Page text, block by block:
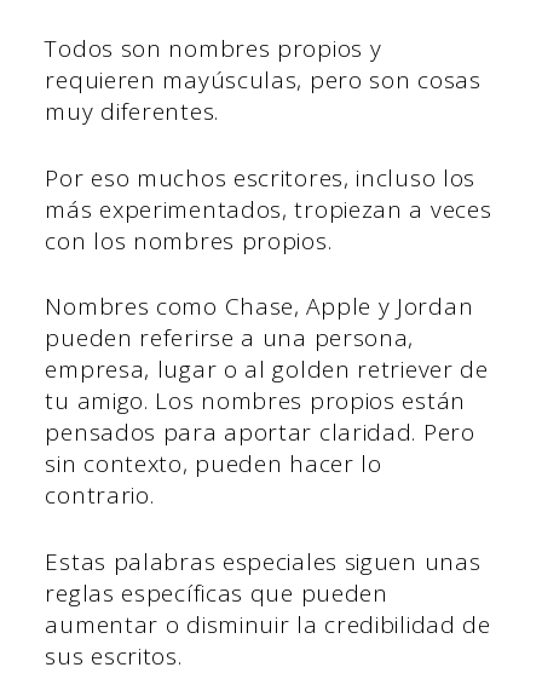
Todos son nombres propios y
requieren mayúsculas, pero son cosas
muy diferentes.
Por eso muchos escritores, incluso los
más experimentados, tropiezan a veces
con los nombres propios.
Nombres como Chase, Apple y Jordan
pueden referirse a una persona,
empresa, lugar o al golden retriever de
tu amigo. Los nombres propios están
pensados para aportar claridad. Pero
sin contexto, pueden hacer lo
contrario.
Estas palabras especiales siguen unas
reglas específicas que pueden
aumentar o disminuir la credibilidad de
sus escritos.